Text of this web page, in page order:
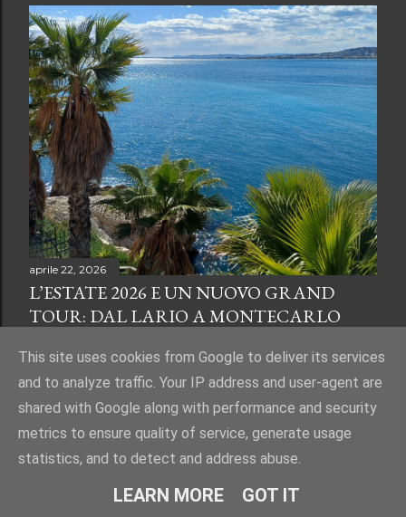
aprile 22, 2026
L’ESTATE 2026 E UN NUOVO GRAND
TOUR: DAL LARIO A MONTECARLO
Posta un commento
Powered by Blogger
This site uses cookies from Google to deliver its services
and to analyze traffic. Your IP address and user-agent are
shared with Google along with performance and security
metrics to ensure quality of service, generate usage
statistics, and to detect and address abuse.
LEARN MORE GOT IT